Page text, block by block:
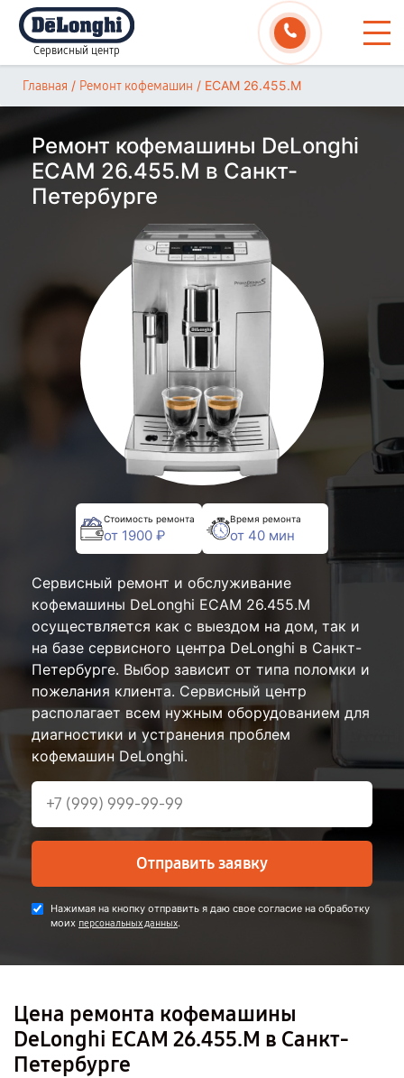
Сервисный центр
Главная / Ремонт кофемашин / ECAM 26.455.M
Ремонт кофемашины DeLonghi
ECAM 26.455.M в Санкт-
Петербурге
Стоимость ремонта
от 1900 ₽
Время ремонта
от 40 мин
Сервисный ремонт и обслуживание
кофемашины DeLonghi ECAM 26.455.M
осуществляется как с выездом на дом, так и
на базе сервисного центра DeLonghi в Санкт-
Петербурге. Выбор зависит от типа поломки и
пожелания клиента. Сервисный центр
располагает всем нужным оборудованием для
диагностики и устранения проблем
кофемашин DeLonghi.
Отправить заявку
Нажимая на кнопку отправить я даю свое согласие на обработку
моих персональных данных.
Цена ремонта кофемашины
DeLonghi ECAM 26.455.M в Санкт-
Петербурге